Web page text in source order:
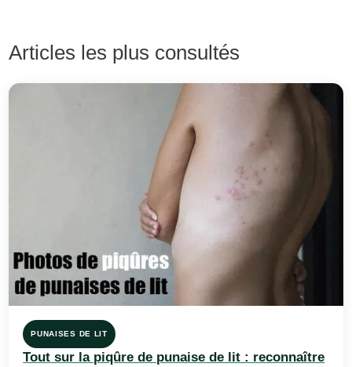
Articles les plus consultés
PUNAISES DE LIT
Tout sur la piqûre de punaise de lit : reconnaître